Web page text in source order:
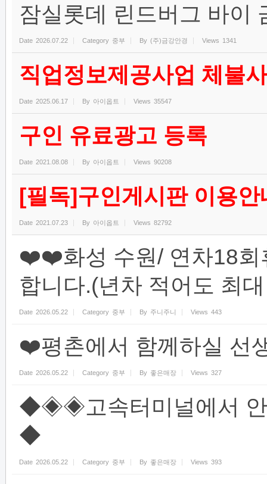
잠실롯데 린드버그 바이
Date 2026.07.22 Category 중부 By (주)금강안경 Views 1341
직업정보제공사업 체불
Date 2025.06.17 By 아이옵트 Views 35547
구인 유료광고 등록
Date 2021.08.08 By 아이옵트 Views 90208
[필독]구인게시판 이용안
Date 2021.07.23 By 아이옵트 Views 82792
❤️❤️화성 수원/ 연차18회
합니다.(년차 적어도 최
Date 2026.05.22 Category 중부 By 주니주니 Views 443
❤️평촌에서 함께하실 선
Date 2026.05.22 Category 중부 By 좋은매장 Views 327
◆◈◈고속터미널에서
◆
Date 2026.05.22 Category 중부 By 좋은매장 Views 393